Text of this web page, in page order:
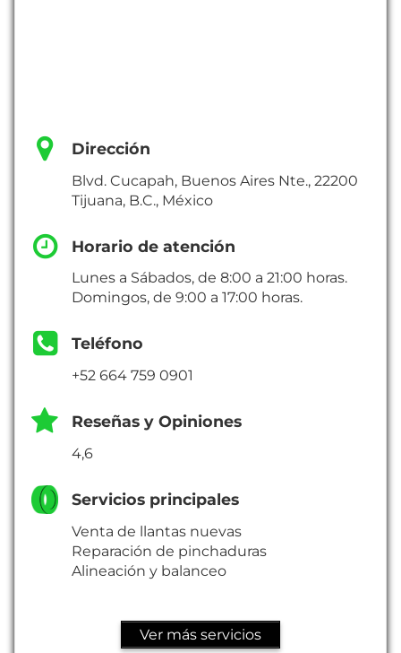
Dirección
Blvd. Cucapah, Buenos Aires Nte., 22200
Tijuana, B.C., México
Horario de atención
Lunes a Sábados, de 8:00 a 21:00 horas.
Domingos, de 9:00 a 17:00 horas.
Teléfono
+52 664 759 0901
Reseñas y Opiniones
4,6
Servicios principales
Venta de llantas nuevas
Reparación de pinchaduras
Alineación y balanceo
Ver más servicios